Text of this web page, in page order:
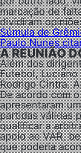
marcação de
dividiram
Súmula de
Paulo Nunes
A REUNIÃO
Além dos
Futebol,
Rodrigo Cintra.
De acordo com
apresentaram
partidas válidas
qualificar a
apoio ao VAR,
que poderia